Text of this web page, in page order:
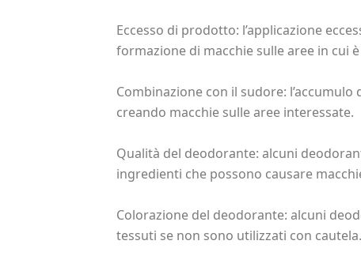
Eccesso di prodotto: l’applicazione
formazione di macchie sulle aree in cui
Combinazione con il sudore:
creando macchie sulle aree interessate.
Qualità del deodorante: alcuni
ingredienti che possono causare
Colorazione del deodorante: alcuni
tessuti se non sono utilizzati con cautela.